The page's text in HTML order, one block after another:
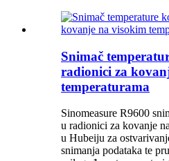
Snimač
radionici za
temperaturama
Sinomeasure R9600
u radionici za kovanje
u Hubeiju za
snimanja podataka te